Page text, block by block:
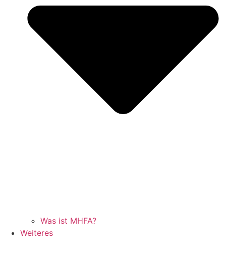
Was ist MHFA?
Weiteres